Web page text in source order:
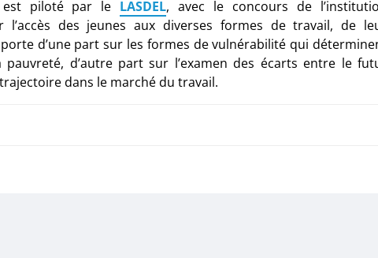
est piloté par le LASDEL, avec le concours de
l’accès des jeunes aux diverses formes de travail, de
d’une part sur les formes de vulnérabilité qui
d’autre part sur l’examen des écarts entre le
dans le marché du travail.